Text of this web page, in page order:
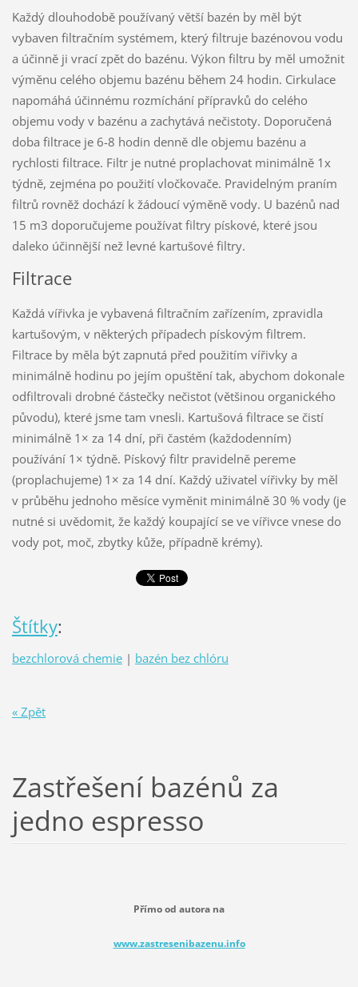
Každý dlouhodobě používaný větší bazén by měl být
vybaven filtračním systémem, který filtruje bazénovou vodu
a účinně ji vrací zpět do bazénu. Výkon filtru by měl umožnit
výměnu celého objemu bazénu během 24 hodin. Cirkulace
napomáhá účinnému rozmíchání přípravků do celého
objemu vody v bazénu a zachytává nečistoty. Doporučená
doba filtrace je 6-8 hodin denně dle objemu bazénu a
rychlosti filtrace. Filtr je nutné proplachovat minimálně 1x
týdně, zejména po použití vločkovače. Pravidelným praním
filtrů rovněž dochází k žádoucí výměně vody. U bazénů nad
15 m3 doporučujeme používat filtry pískové, které jsou
daleko účinnější než levné kartušové filtry.
Filtrace
Každá vířivka je vybavená filtračním zařízením, zpravidla
kartušovým, v některých případech pískovým filtrem.
Filtrace by měla být zapnutá před použitím vířivky a
minimálně hodinu po jejím opuštění tak, abychom dokonale
odfiltrovali drobné částečky nečistot (většinou organického
původu), které jsme tam vnesli. Kartušová filtrace se čistí
minimálně 1× za 14 dní, při častém (každodenním)
používání 1× týdně. Pískový filtr pravidelně pereme
(proplachujeme) 1× za 14 dní. Každý uživatel vířivky by měl
v průběhu jednoho měsíce vyměnit minimálně 30 % vody (je
nutné si uvědomit, že každý koupající se ve vířivce vnese do
vody pot, moč, zbytky kůže, případně krémy).
Štítky:
bezchlorová chemie | bazén bez chlóru
« Zpět
Zastřešení bazénů za
jedno espresso
Přímo od autora na
www.zastresenibazenu.info